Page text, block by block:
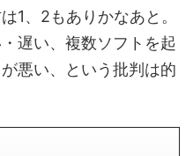
1、2もありかなあと。
遅い、複数ソフトを起
悪い、という批判は的